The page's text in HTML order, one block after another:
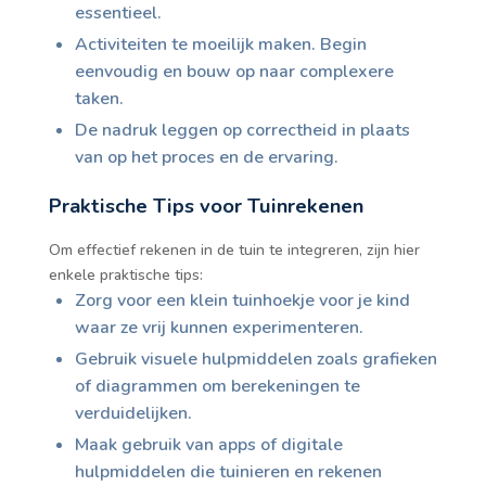
essentieel.
Activiteiten te moeilijk maken. Begin
eenvoudig en bouw op naar complexere
taken.
De nadruk leggen op correctheid in plaats
van op het proces en de ervaring.
Praktische Tips voor Tuinrekenen
Om effectief rekenen in de tuin te integreren, zijn hier
enkele praktische tips:
Zorg voor een klein tuinhoekje voor je kind
waar ze vrij kunnen experimenteren.
Gebruik visuele hulpmiddelen zoals grafieken
of diagrammen om berekeningen te
verduidelijken.
Maak gebruik van apps of digitale
hulpmiddelen die tuinieren en rekenen